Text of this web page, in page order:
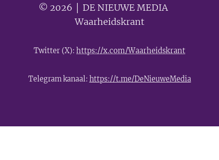
© 2026 │ DE NIEUWE MEDIA 🟣
Waarheidskrant
Twitter (X): https://x.com/Waarheidskrant
Telegram kanaal: https://t.me/DeNieuweMedia